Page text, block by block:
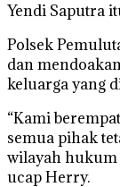
Yendi Saputra
Polsek
dan
keluarga yang
“Kami
semua pihak
wilayah hukum
ucap Herry.